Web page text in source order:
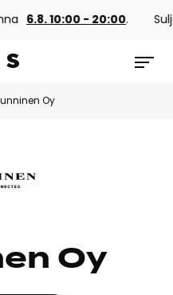
6.8. 10:00 - 20:00.
Oy
Oy